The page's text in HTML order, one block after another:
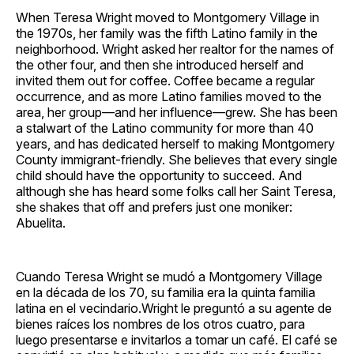
When Teresa Wright moved to Montgomery Village in
the 1970s, her family was the fifth Latino family in the
neighborhood. Wright asked her realtor for the names of
the other four, and then she introduced herself and
invited them out for coffee. Coffee became a regular
occurrence, and as more Latino families moved to the
area, her group—and her influence—grew. She has been
a stalwart of the Latino community for more than 40
years, and has dedicated herself to making Montgomery
County immigrant-friendly. She believes that every single
child should have the opportunity to succeed. And
although she has heard some folks call her Saint Teresa,
she shakes that off and prefers just one moniker:
Abuelita.
Cuando Teresa Wright se mudó a Montgomery Village
en la década de los 70, su familia era la quinta familia
latina en el vecindario.Wright le preguntó a su agente de
bienes raíces los nombres de los otros cuatro, para
luego presentarse e invitarlos a tomar un café. El café se